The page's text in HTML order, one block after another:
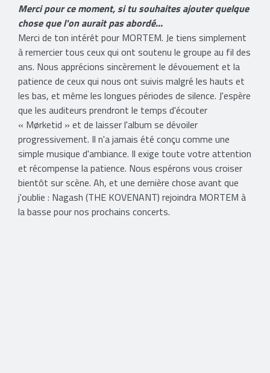
Merci pour ce moment, si tu souhaites ajouter quelque
chose que l'on aurait pas abordé...
Merci de ton intérêt pour MORTEM. Je tiens simplement
à remercier tous ceux qui ont soutenu le groupe au fil des
ans. Nous apprécions sincèrement le dévouement et la
patience de ceux qui nous ont suivis malgré les hauts et
les bas, et même les longues périodes de silence. J'espère
que les auditeurs prendront le temps d'écouter
« Mørketid » et de laisser l'album se dévoiler
progressivement. Il n'a jamais été conçu comme une
simple musique d'ambiance. Il exige toute votre attention
et récompense la patience. Nous espérons vous croiser
bientôt sur scène. Ah, et une dernière chose avant que
j'oublie : Nagash (THE KOVENANT) rejoindra MORTEM à
la basse pour nos prochains concerts.